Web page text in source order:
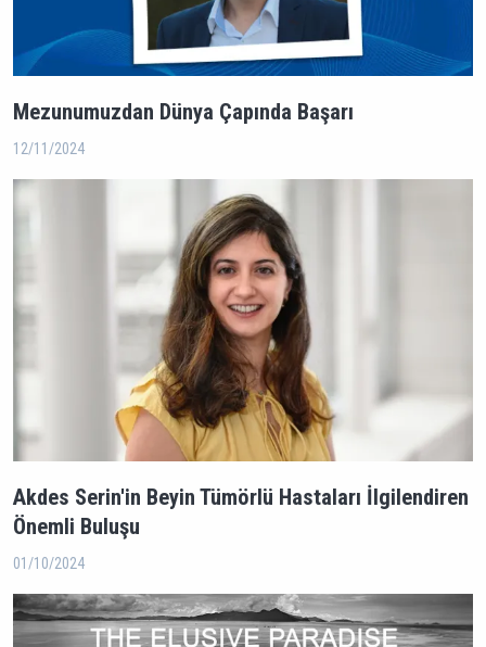
Mezunumuzdan Dünya Çapında Başarı
12/11/2024
Akdes Serin'in Beyin Tümörlü Hastaları İlgilendiren
Önemli Buluşu
01/10/2024